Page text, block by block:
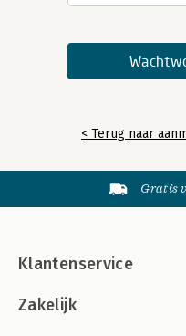
< Terug naar
Gratis
Klantenservice
Zakelijk